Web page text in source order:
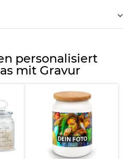
personalisiert
mit Gravur